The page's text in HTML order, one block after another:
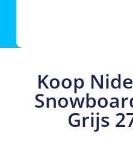
Koop
Grijs